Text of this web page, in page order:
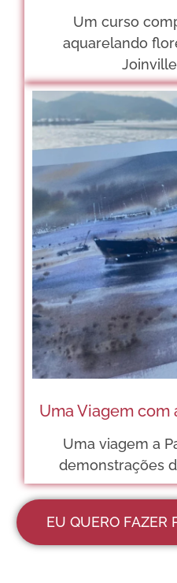
Um curso
aquarelando
Uma Viagem com
Uma viagem a
demonstrações
EU QUERO FAZER